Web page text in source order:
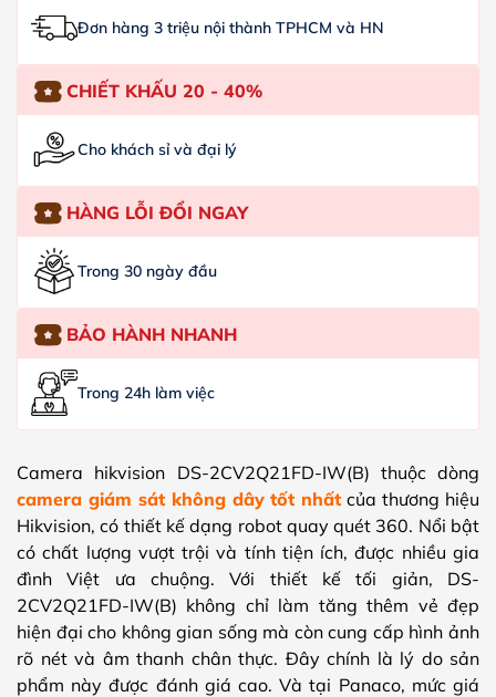
Đơn hàng 3 triệu nội thành TPHCM và HN
CHIẾT KHẤU 20 - 40%
Cho khách sỉ và đại lý
HÀNG LỖI ĐỔI NGAY
Trong 30 ngày đầu
BẢO HÀNH NHANH
Trong 24h làm việc
Camera hikvision DS-2CV2Q21FD-IW(B) thuộc dòng
camera giám sát không dây tốt nhất của thương hiệu
Hikvision, có thiết kế dạng robot quay quét 360. Nổi bật
có chất lượng vượt trội và tính tiện ích, được nhiều gia
đình Việt ưa chuộng. Với thiết kế tối giản, DS-
2CV2Q21FD-IW(B) không chỉ làm tăng thêm vẻ đẹp
hiện đại cho không gian sống mà còn cung cấp hình ảnh
rõ nét và âm thanh chân thực. Đây chính là lý do sản
phẩm này được đánh giá cao. Và tại Panaco, mức giá